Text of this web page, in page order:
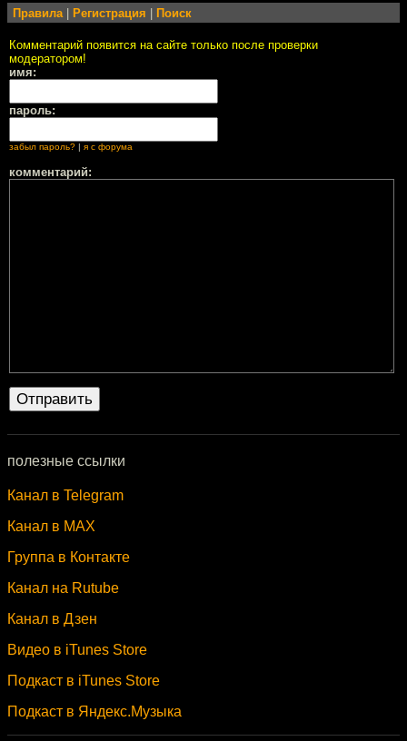
Правила Регистрация Поиск
Комментарий появится на сайте только после проверки
модератором!
имя:
пароль:
забыл пароль? | я с форума
комментарий:
полезные ссылки
Канал в Telegram
Канал в MAX
Группа в Контакте
Канал на Rutube
Канал в Дзен
Видео в iTunes Store
Подкаст в iTunes Store
Подкаст в Яндекс.Музыка